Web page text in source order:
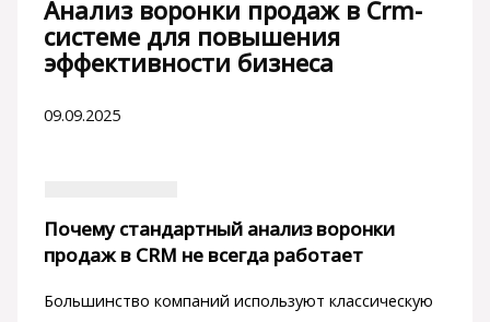
Анализ воронки продаж в Crm-
системе для повышения
эффективности бизнеса
09.09.2025
Почему стандартный анализ воронки
продаж в CRM не всегда работает
Большинство компаний используют классическую